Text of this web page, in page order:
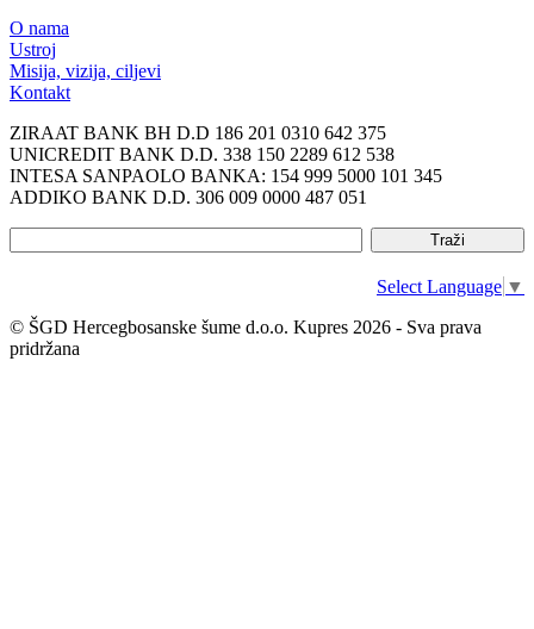
O nama
Ustroj
Misija, vizija, ciljevi
Kontakt
ZIRAAT BANK BH D.D 186 201 0310 642 375
UNICREDIT BANK D.D. 338 150 2289 612 538
INTESA SANPAOLO BANKA: 154 999 5000 101 345
ADDIKO BANK D.D. 306 009 0000 487 051
Select Language ▼
© ŠGD Hercegbosanske šume d.o.o. Kupres 2026 - Sva prava
pridržana